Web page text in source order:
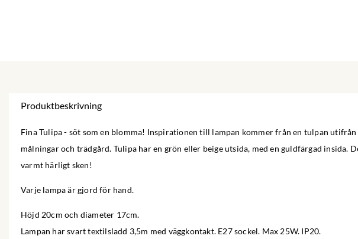
Produktbeskrivning
Fina Tulipa - söt som en blomma! Inspirationen till lampan kommer från en tulpan utifrån
målningar och trädgård. Tulipa har en grön eller beige utsida, med en guldfärgad insida.
varmt härligt sken!
Varje lampa är gjord för hand.
Höjd 20cm och diameter 17cm.
Lampan har svart textilsladd 3,5m med väggkontakt. E27 sockel. Max 25W. IP20.